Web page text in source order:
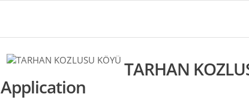
TARHAN
Application